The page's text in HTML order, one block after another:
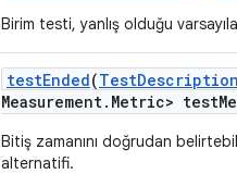
Birim testi, yanlış olduğu
testEnded(TestDescription
Measurement. Metric> test
Bitiş zamanını doğrudan
alternatifi.